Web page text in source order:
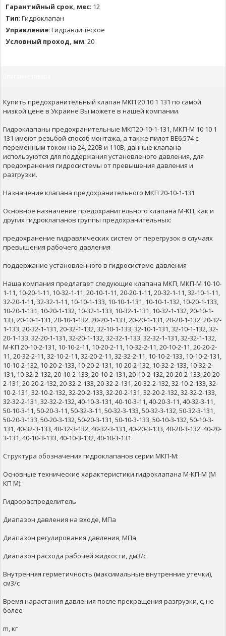
Гарантийный срок, мес: 12
Тип: Гидроклапан
Управление: Гидравлическое
Условный проход, мм: 20
Купить предохранительный клапан МКП 20 10 1 131 по самой
низкой цене в Украине Вы можете в нашей компании.
Гидроклапаны предохранительные МКП20-10-1-131, MКП-М 10 10 1
131 имеют резьбой способ монтажа, а также пилот ВЕ6.574 с
переменным током на 24, 220В и 110В, данные клапана
используются для поддержания установленого давления, для
предохранения гидросистемы от превышения давления и
разгрузки.
Назначение клапана предохранительного МКП 20-10-1-131
Основное назначение предохранительного клапана М-КП, как и
других гидроклапанов группы предохранительных:
предохранение гидравлических систем от перегрузок в случаях
превышения рабочего давления
поддержание установленного в гидросистеме давления
Наша компания предлагает следующие клапана МКП, МКП-М 10-10-
1-11, 10-20-1-11, 10-32-1-11, 20-10-1-11, 20-20-1-11, 20-32-1-11, 32-10-1-11,
32-20-1-11, 32-32-1-11, 10-10-1-133, 10-10-1-131, 10-10-1-132, 10-20-1-133,
10-20-1-131, 10-20-1-132, 10-32-1-133, 10-32-1-131, 10-32-1-132, 20-10-1-
133, 20-10-1-131, 20-10-1-132, 20-20-1-133, 20-20-1-131, 20-20-1-132, 20-32-
1-133, 20-32-1-131, 20-32-1-132, 32-10-1-133, 32-10-1-131, 32-10-1-132, 32-
20-1-133, 32-20-1-131, 32-20-1-132, 32-32-1-133, 32-32-1-131, 32-32-1-132,
М-КП 20-10-2-131, 10-10-2-11, 10-20-2-11, 10-32-2-11, 20-10-2-11, 20-20-2-
11, 20-32-2-11, 32-10-2-11, 32-20-2-11, 32-32-2-11, 10-10-2-133, 10-10-2-131,
10-10-2-132, 10-20-2-133, 10-20-2-131, 10-20-2-132, 10-32-2-133, 10-32-2-
131, 10-32-2-132, 20-10-2-133, 20-10-2-131, 20-10-2-132, 20-20-2-133, 20-20-
2-131, 20-20-2-132, 20-32-2-133, 20-32-2-131, 20-32-2-132, 32-10-2-133, 32-
10-2-131, 32-10-2-132, 32-20-2-133, 32-20-2-131, 32-20-2-132, 32-32-2-133,
32-32-2-131, 32-32-2-132, 40-10-3-131, 40-10-3-11, 40-20-3-11, 40-32-3-11,
50-10-3-11, 50-20-3-11, 50-32-3-11, 50-32-3-133, 50-32-3-132, 50-32-3-131,
50-20-3-133, 50-20-3-132, 50-20-3-131, 50-10-3-133, 50-10-3-132, 50-10-3-
131, 40-32-3-133, 40-32-3-132, 40-32-3-131, 40-20-3-133, 40-20-3-132, 40-20-
3-131, 40-10-3-133, 40-10-3-132, 40-10-3-131.
Структура обозначения гидроклапанов серии МКП-М:
Основные технические характеристики гидроклапана М-КП-М (М
КП М):
Гидрораспределитель
Диапазон давления на входе, МПа
Диапазон регулирования давления, МПа
Диапазон расхода рабочей жидкости, дм3/с
Внутренняя герметичность (максимальные внутренние утечки),
см3/с
Время нарастания давления после прекращения разгрузки, с, не
более
m, кг